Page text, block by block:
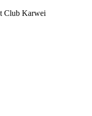
Club Karwei